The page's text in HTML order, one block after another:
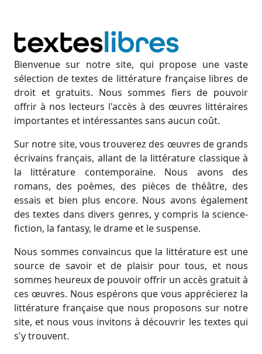
Bienvenue sur notre site, qui propose une vaste
sélection de textes de littérature française libres de
droit et gratuits. Nous sommes fiers de pouvoir
offrir à nos lecteurs l'accès à des œuvres littéraires
importantes et intéressantes sans aucun coût.
Sur notre site, vous trouverez des œuvres de grands
écrivains français, allant de la littérature classique à
la littérature contemporaine. Nous avons des
romans, des poèmes, des pièces de théâtre, des
essais et bien plus encore. Nous avons également
des textes dans divers genres, y compris la science-
fiction, la fantasy, le drame et le suspense.
Nous sommes convaincus que la littérature est une
source de savoir et de plaisir pour tous, et nous
sommes heureux de pouvoir offrir un accès gratuit à
ces œuvres. Nous espérons que vous apprécierez la
littérature française que nous proposons sur notre
site, et nous vous invitons à découvrir les textes qui
s'y trouvent.